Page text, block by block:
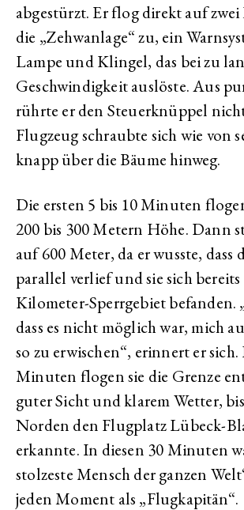
abgestürzt. Er flog direkt auf
die „Zehwanlage“ zu, ein
Lampe und Klingel, das bei zu
Geschwindigkeit auslöste. Aus
rührte er den Steuerknüppel
Flugzeug schraubte sich wie von
knapp über die Bäume hinweg.
Die ersten 5 bis 10 Minuten
200 bis 300 Metern Höhe. Dann
auf 600 Meter, da er wusste, dass
parallel verlief und sie sich bereits
Kilometer-Sperrgebiet befanden.
dass es nicht möglich war, mich
so zu erwischen“, erinnert er
Minuten flogen sie die Grenze
guter Sicht und klarem Wetter,
Norden den Flugplatz Lübeck-
erkannte. In diesen 30 Minuten
stolzeste Mensch der ganzen
jeden Moment als „Flugkapitän“.